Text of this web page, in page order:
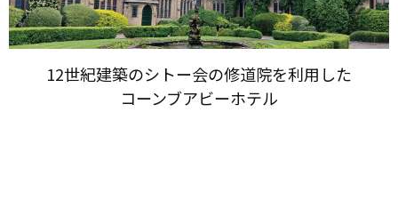
12世紀建築の​シトー会の​修道院を​利用した​
コーンブアビーホテル